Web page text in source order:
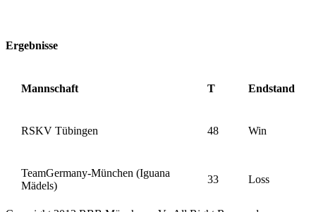
Ergebnisse
Mannschaft T Endstand
RSKV Tübingen 48 Win
TeamGermany-München (Iguana
Mädels)
33 Loss